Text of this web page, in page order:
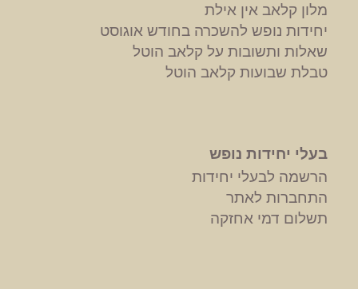
מלון קלאב אין אילת
יחידות נופש להשכרה בחודש אוגוסט
שאלות ותשובות על קלאב הוטל
טבלת שבועות קלאב הוטל
בעלי יחידות נופש
הרשמה לבעלי יחידות
התחברות לאתר
תשלום דמי אחזקה